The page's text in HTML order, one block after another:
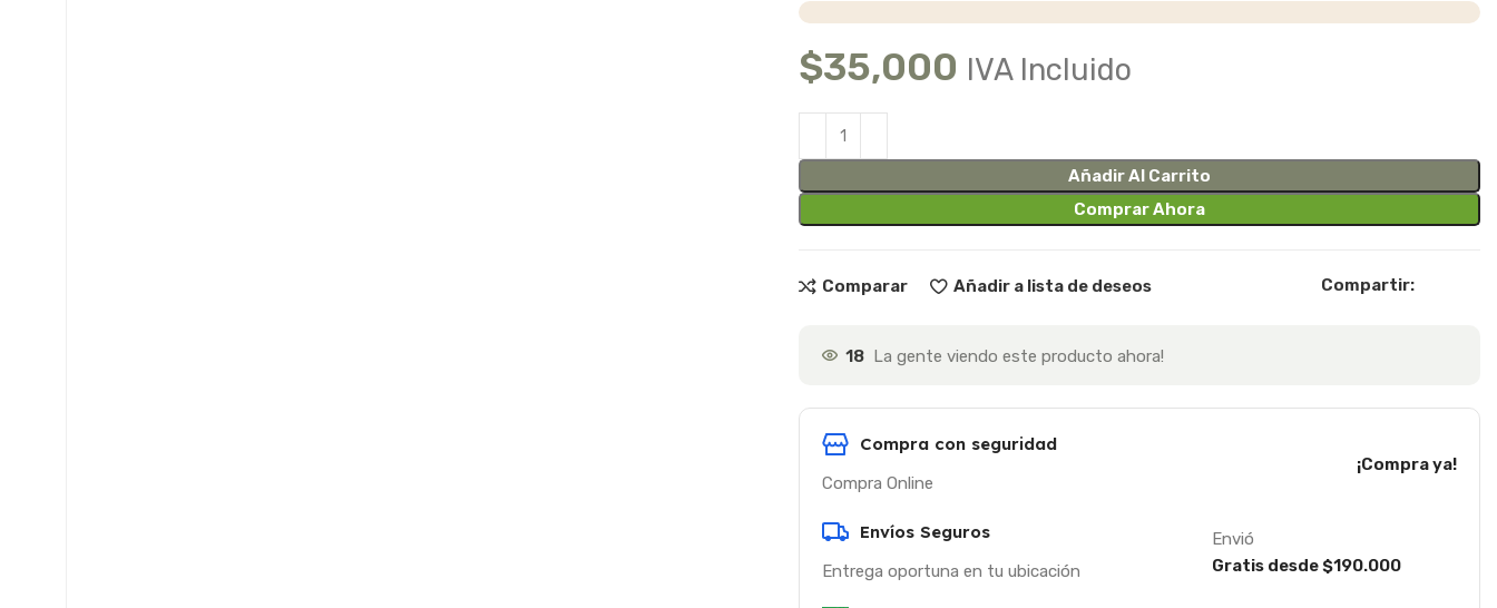
$35,000 IVA Incluido
Añadir Al Carrito
Comprar Ahora
Comparar Añadir a lista de deseos Compartir:
18 La gente viendo este producto ahora!
Compra con seguridad
Compra Online
¡Compra ya!
Envíos Seguros
Entrega oportuna en tu ubicación
Envió
Gratis desde $190.000